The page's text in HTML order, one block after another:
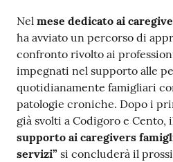
a
r
e
n
t
e
Fornitori
Nel mese dedicato ai
ha avviato un percorso di
confronto rivolto ai
impegnati nel supporto alle
quotidianamente famigliari
patologie croniche. Dopo i
già svolti a Codigoro e
supporto ai caregivers
servizi” si concluderà il